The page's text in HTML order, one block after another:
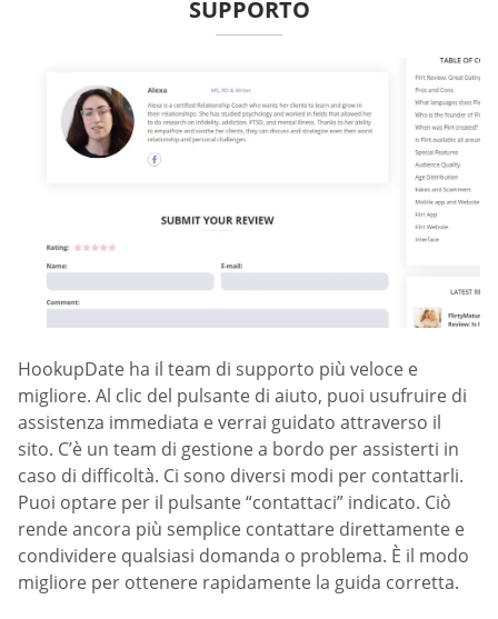
SUPPORTO
HookupDate ha il team di supporto più veloce e
migliore. Al clic del pulsante di aiuto, puoi usufruire di
assistenza immediata e verrai guidato attraverso il
sito. C’è un team di gestione a bordo per assisterti in
caso di difficoltà. Ci sono diversi modi per contattarli.
Puoi optare per il pulsante “contattaci” indicato. Ciò
rende ancora più semplice contattare direttamente e
condividere qualsiasi domanda o problema. È il modo
migliore per ottenere rapidamente la guida corretta.